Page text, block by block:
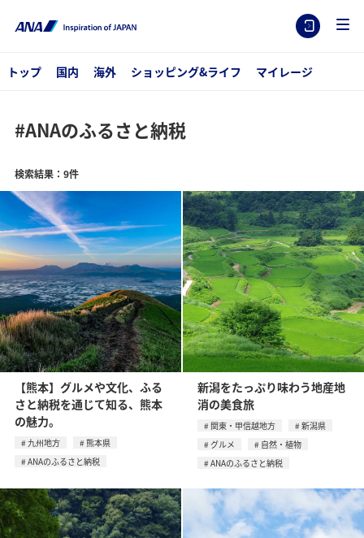
トップ 国内 海外 ショッピング&ライフ マイレージ
#ANAのふるさと納税
検索結果：9件
【熊本】グルメや文化、ふる
さと納税を通じて知る、熊本
の魅力。
九州地方
熊本県
ANAのふるさと納税
新潟をたっぷり味わう地産地
消の美食旅
関東・甲信越地方
新潟県
グルメ
自然・植物
ANAのふるさと納税